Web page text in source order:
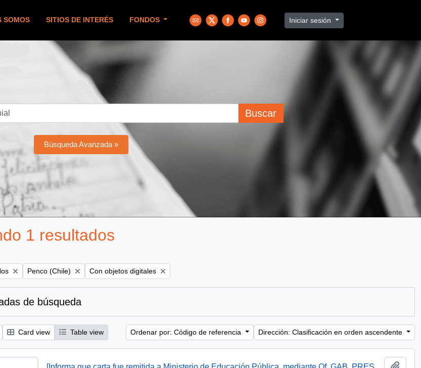
SOMOS SITIOS DE INTERÉS FONDOS Iniciar sesión
Buscar
Búsqueda Avanzada »
1 resultados
Remove filter:
Penco (Chile) Remove filter:
Con objetos digitales
de búsqueda
Card view Table view Ordenar por: Código de referencia Dirección: Clasificación en orden ascendente